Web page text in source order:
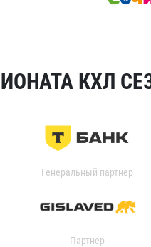
КХЛ
Генеральный партнер
Партнер